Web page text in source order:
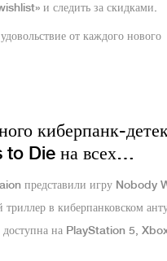
и следить за скидками.
от каждого нового
киберпанк-
Die на всех
представили игру Nobody
в киберпанковском
доступна на PlayStation 5,